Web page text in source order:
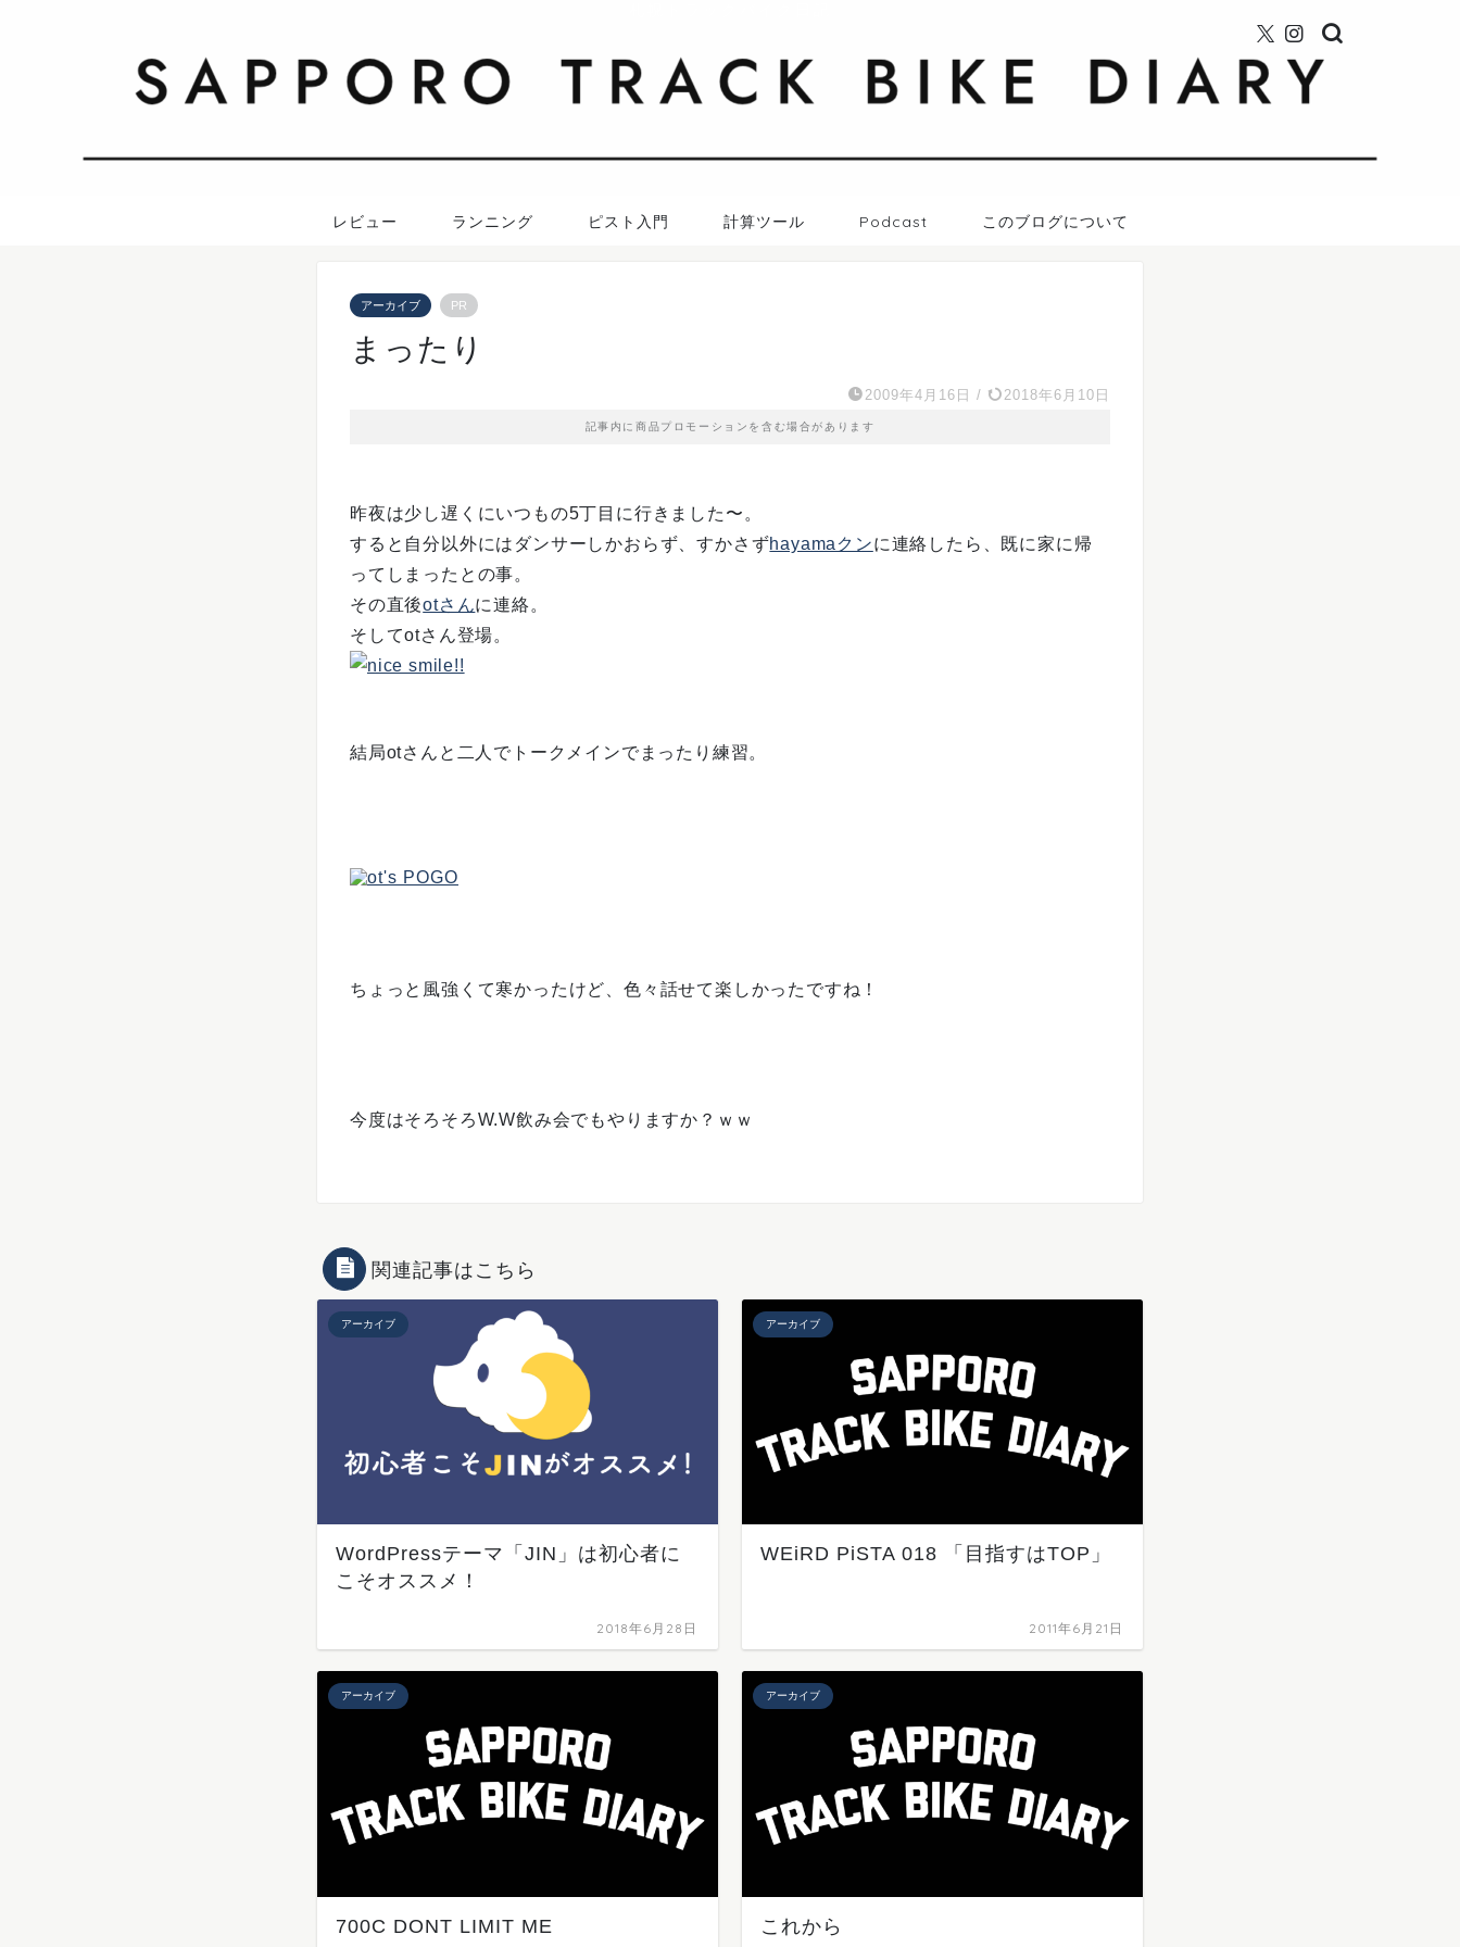
レビュー ランニング ピスト入門 計算ツール Podcast このブログについて
アーカイブ PR
まったり
2009年4月16日 / 2018年6月10日
記事内に商品プロモーションを含む場合があります
昨夜は少し遅くにいつもの5丁目に行きました〜。
すると自分以外にはダンサーしかおらず、すかさずhayamaクンに連絡したら、既に家に帰
ってしまったとの事。
その直後otさんに連絡。
そしてotさん登場。
結局otさんと二人でトークメインでまったり練習。
ちょっと風強くて寒かったけど、色々話せて楽しかったですね！
今度はそろそろW.W飲み会でもやりますか？ｗｗ
関連記事はこちら
アーカイブ
WordPressテーマ「JIN」は初心者に
こそオススメ！
2018年6月28日
アーカイブ
WEiRD PiSTA 018 「目指すはTOP」
2011年6月21日
アーカイブ
700C DONT LIMIT ME
アーカイブ
これから